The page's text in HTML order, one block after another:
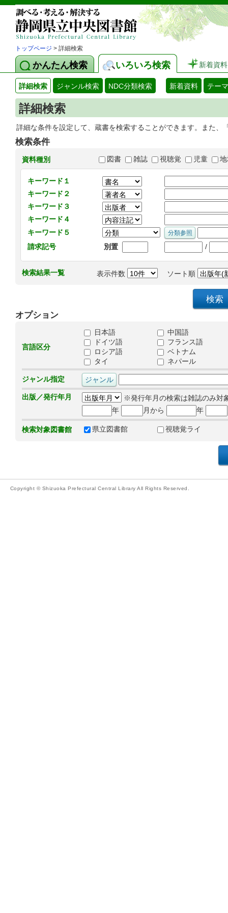
トップページ > 詳細検索
かんたん検索 いろいろ検索 新着資料
詳細検索 ジャンル検索 NDC分類検索 新着資料 テー
詳細検索
詳細な条件を設定して、蔵書を検索することができます。また
検索条件
資料種別 図書 雑誌 視聴覚 児童
キーワード１
キーワード２
キーワード３
キーワード４
キーワード５
請求記号
別置 /
検索結果一覧 表示件数 ソート順
オプション
言語区分
日本語
中国語
ドイツ語
フランス語
ロシア語
ベトナム
タイ
ネパール
ジャンル指定
出版／発行年月
※発行年月の検索は雑誌のみ対
年
月から 年
検索対象図書館 県立図書館 視聴覚ライ
Copyright © Shizuoka Prefectural Central Library All Rights Reserved.